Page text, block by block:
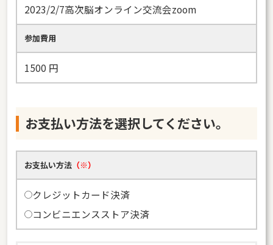
2023/2/7高次脳オンライン交流会zoom
参加費用
1500 円
お支払い方法を選択してください。
お支払い方法 （※）
クレジットカード決済
コンビニエンスストア決済